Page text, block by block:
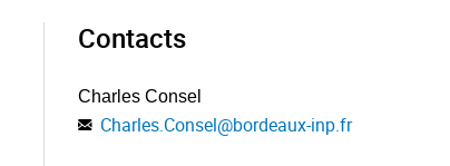
Contacts
Charles Consel
Charles.Consel@bordeaux-inp.fr